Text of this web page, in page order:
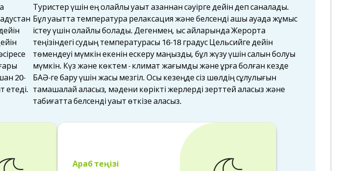
20-
етеді.
Туристер үшін ең қолайлы уақыт қазаннан сәуірге дейін деп саналады.
Бұл уақытта температура релаксация және белсенді ашық ауада жұмыс
істеу үшін қолайлы болады. Дегенмен, қыс айларында Жерорта
теңізіндегі судың температурасы 16-18 градус Цельсийге дейін
төмендеуі мүмкін екенін ескеру маңызды, бұл жүзу үшін салқын болуы
мүмкін. Күз және көктем - климат жағымды және құрғақ болған кезде
БАӘ-ге бару үшін жақсы мезгіл. Осы кезеңде сіз шөлдің сұлулығын
тамашалай аласыз, мәдени көрікті жерлерді зерттей аласыз және
табиғатта белсенді уақыт өткізе аласыз.
Араб теңізі